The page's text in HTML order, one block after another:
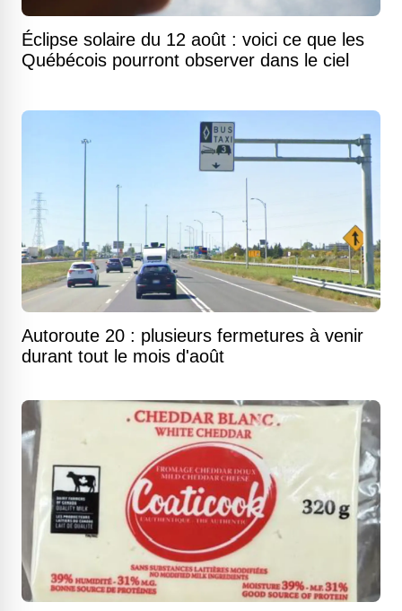
Éclipse solaire du 12 août : voici ce que les
Québécois pourront observer dans le ciel
Autoroute 20 : plusieurs fermetures à venir
durant tout le mois d'août